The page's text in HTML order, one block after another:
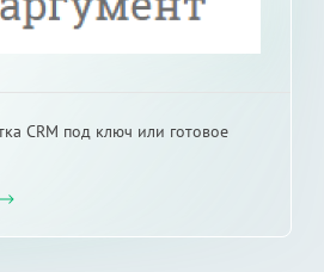
CRM под ключ или готовое